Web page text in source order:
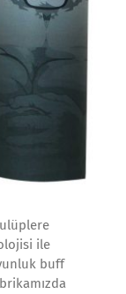
ile
buff